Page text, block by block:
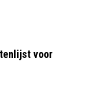
voor